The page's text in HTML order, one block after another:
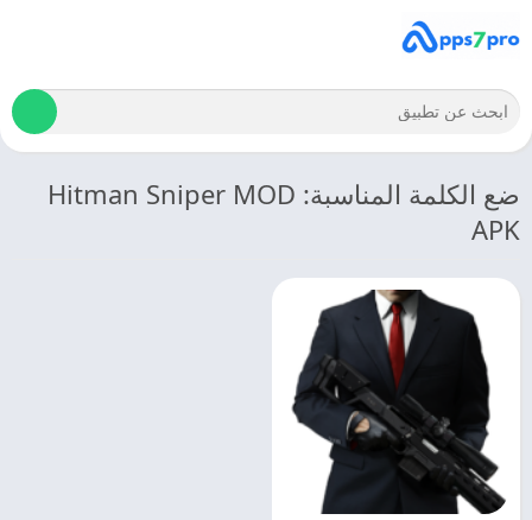
ضع الكلمة المناسبة: Hitman Sniper MOD
APK